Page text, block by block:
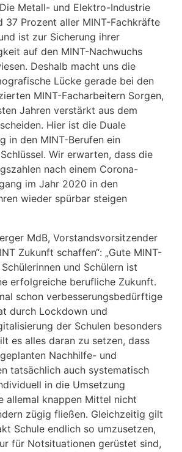
Metall- und Elektro-Industrie
37 Prozent aller MINT-Fachkräfte
ist zur Sicherung ihrer
auf den MINT-Nach­wuchs
Deshalb macht uns die
Lücke gerade bei den
MINT-Facharbeitern Sorgen,
Jahren verstärkt aus dem
Hier ist die Duale
in den MINT-Berufen ein
Wir erwarten, dass die
nach einem Corona-
im Jahr 2020 in den
wieder spürbar steigen
MdB, Vorstandsvorsitzender
Zukunft schaffen“: „Gute MINT-
und Schülern ist
erfolgreiche berufliche Zukunft.
schon verbesserungsbedürftige
durch Lockdown und
der Schulen besonders
es alles daran zu setzen, dass
Nachhilfe- und
tatsächlich auch systematisch
in die Umsetzung
allemal knappen Mittel nicht
zügig fließen. Gleichzeitig gilt
Schule endlich so umzusetzen,
für Notsituationen gerüstet sind,